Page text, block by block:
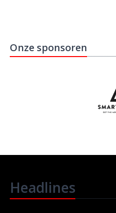
Onze sponsoren
Headlines